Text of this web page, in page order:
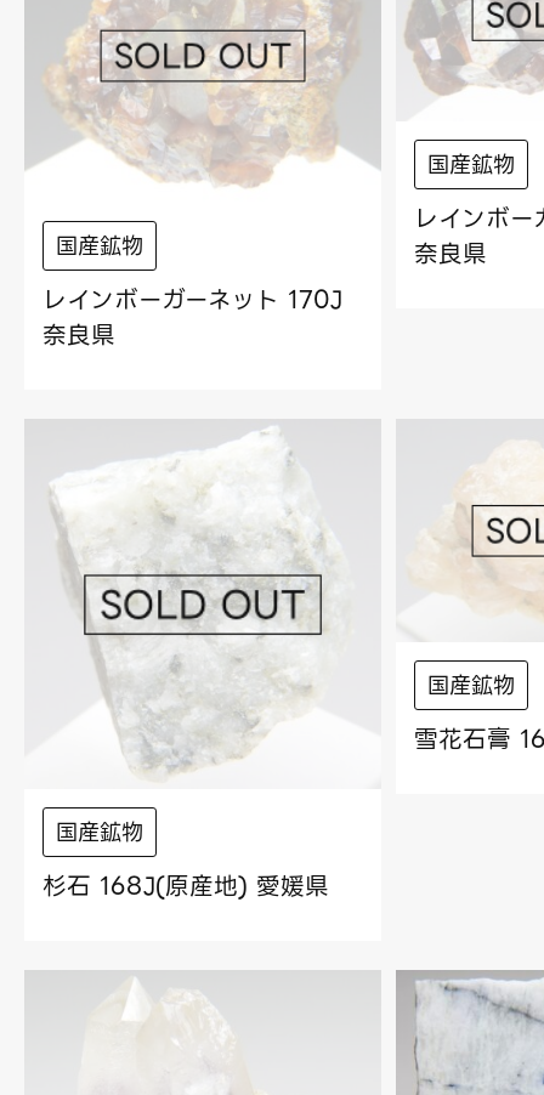
国産鉱物
レインボーガーネット 170J
奈良県
国産鉱物
レインボ
奈良県
国産鉱物
杉石 168J(原産地) 愛媛県
国産鉱物
雪花石膏